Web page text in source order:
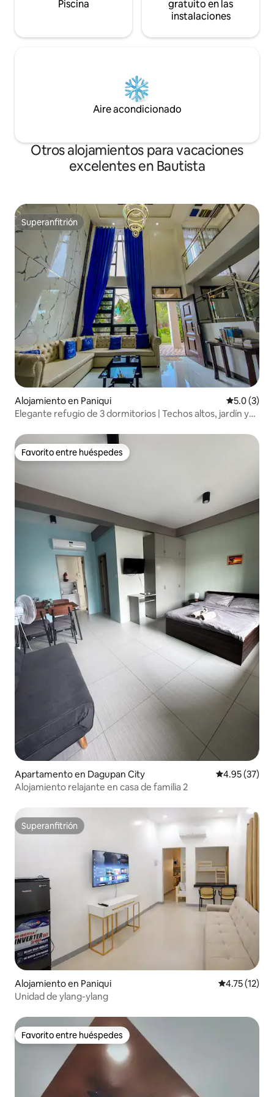
Piscina
gratuito en las
instalaciones
Aire acondicionado
Otros alojamientos para vacaciones
excelentes en Bautista
Superanfitrión
Superanfitrión
Alojamiento en Paniqui
5.0 (3)
Elegante refugio de 3 dormitorios | Techos altos, jardín y
Favorito entre huéspedes
Favorito entre huéspedes
Apartamento en Dagupan City Calificación
4.95 (37)
Alojamiento relajante en casa de familia 2
Superanfitrión
Superanfitrión
Alojamiento en Paniqui Calificación
4.75 (12)
Unidad de ylang-ylang
Favorito entre huéspedes
Favorito entre huéspedes